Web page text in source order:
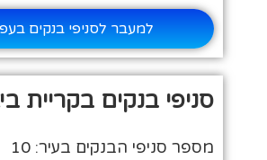
למעבר לסניפי בנקים
סניפי בנקים בקריית
מספר סניפי הבנקים בעיר: 10